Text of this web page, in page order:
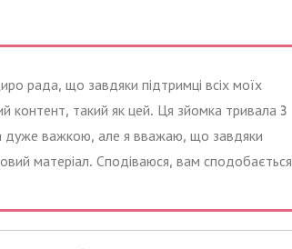
рада, що завдяки підтримці всіх моїх
контент, такий як цей. Ця зйомка тривала 3
дуже важкою, але я вважаю, що завдяки
матеріал. Сподіваюся, вам сподобається